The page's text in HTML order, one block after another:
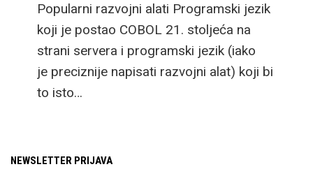
sve nude uređaji u malo
više detalja.
Popularni razvojni alati Programski jezik
koji je postao COBOL 21. stoljeća na
strani servera i programski jezik (iako
je preciznije napisati razvojni alat) koji bi
to isto…
NEWSLETTER PRIJAVA